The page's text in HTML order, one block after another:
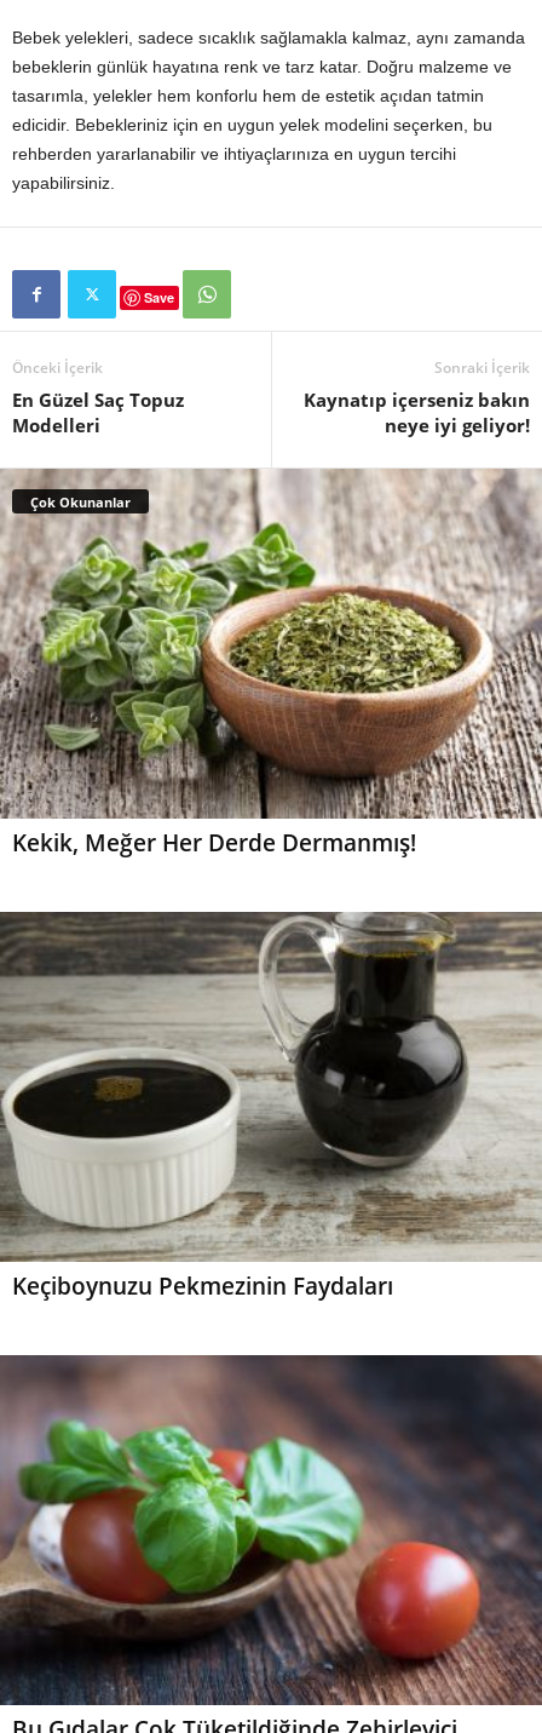
Bebek yelekleri, sadece sıcaklık sağlamakla kalmaz, aynı zamanda
bebeklerin günlük hayatına renk ve tarz katar. Doğru malzeme ve
tasarımla, yelekler hem konforlu hem de estetik açıdan tatmin
edicidir. Bebekleriniz için en uygun yelek modelini seçerken, bu
rehberden yararlanabilir ve ihtiyaçlarınıza en uygun tercihi
yapabilirsiniz.
Save
Önceki İçerik
En Güzel Saç Topuz
Modelleri
Sonraki İçerik
Kaynatıp içerseniz bakın
neye iyi geliyor!
Çok Okunanlar
Kekik, Meğer Her Derde Dermanmış!
Keçiboynuzu Pekmezinin Faydaları